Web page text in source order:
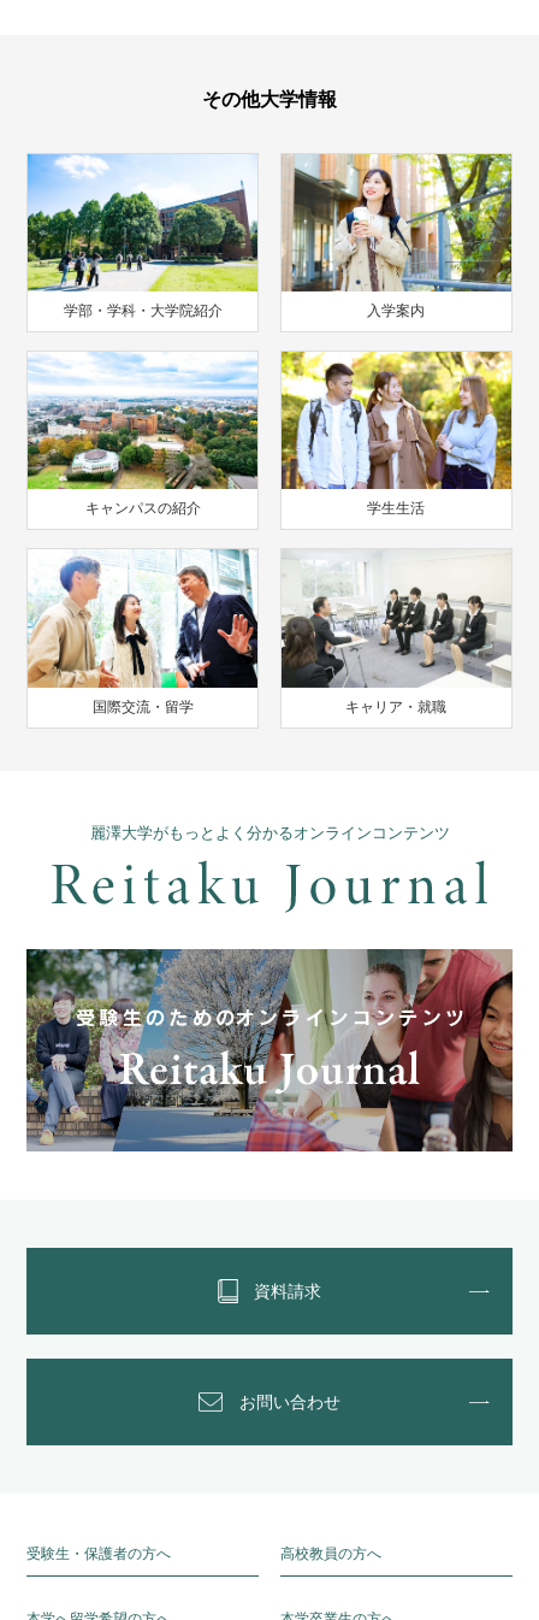
その他大学情報
学部・学科・大学院紹介 入学案内
キャンパスの紹介 学生生活
国際交流・留学 キャリア・就職
麗澤大学がもっとよく分かるオンラインコンテンツ
資料請求
お問い合わせ
受験生・保護者の方へ 高校教員の方へ